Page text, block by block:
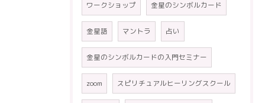
ワークショップ 金星のシンボルカード
金星語 マントラ 占い
金星のシンボルカードの入門セミナー
zoom スピリチュアルヒーリングスクール